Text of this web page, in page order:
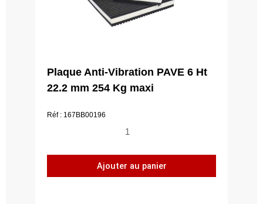
Plaque Anti-Vibration PAVE 6 Ht
22.2 mm 254 Kg maxi
Réf : 167BB00196
quantité
Plaque
Anti-
Ajouter au panier